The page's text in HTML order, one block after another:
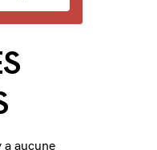
a aucune